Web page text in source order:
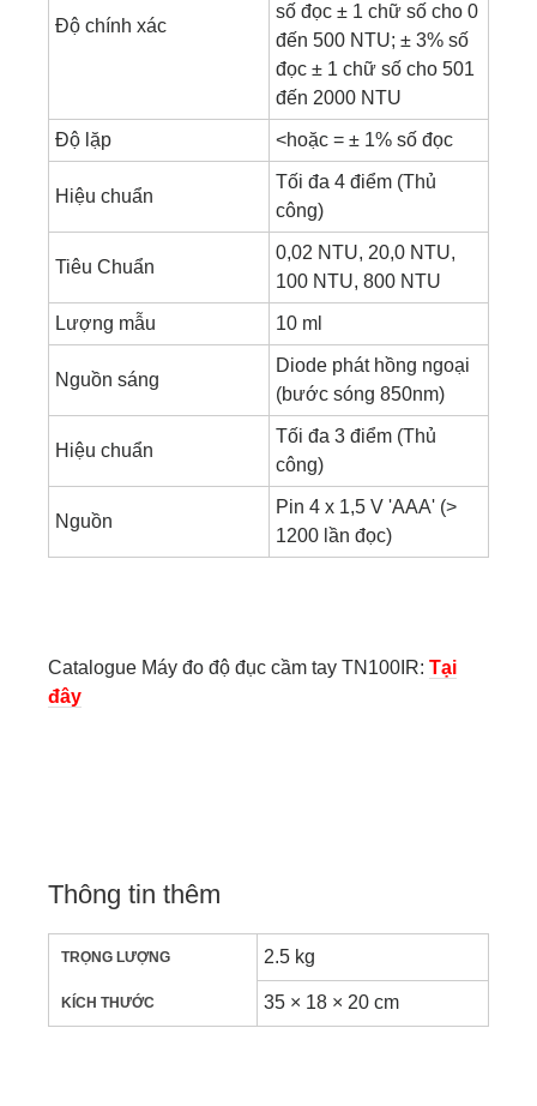
Độ chính xác
số đọc ± 1 chữ số cho 0
đến 500 NTU; ± 3% số
đọc ± 1 chữ số cho 501
đến 2000 NTU
Độ lặp <hoặc = ± 1% số đọc
Hiệu chuẩn
Tối đa 4 điểm (Thủ
công)
Tiêu Chuẩn
0,02 NTU, 20,0 NTU,
100 NTU, 800 NTU
Lượng mẫu 10 ml
Nguồn sáng
Diode phát hồng ngoại
(bước sóng 850nm)
Hiệu chuẩn
Tối đa 3 điểm (Thủ
công)
Nguồn
Pin 4 x 1,5 V 'AAA' (>
1200 lần đọc)
Catalogue Máy đo độ đục cầm tay TN100IR: Tại
đây
Thông tin thêm
TRỌNG LƯỢNG 2.5 kg
KÍCH THƯỚC 35 × 18 × 20 cm